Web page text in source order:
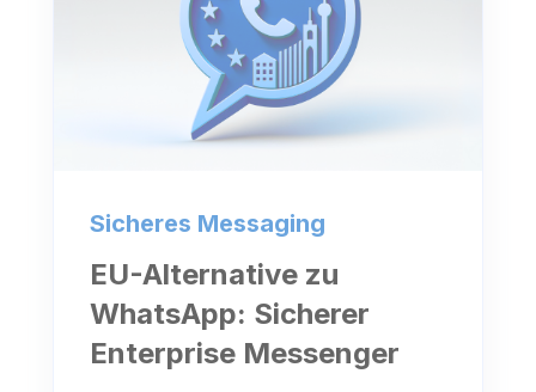
Sicheres Messaging
EU-Alternative zu
WhatsApp: Sicherer
Enterprise Messenger